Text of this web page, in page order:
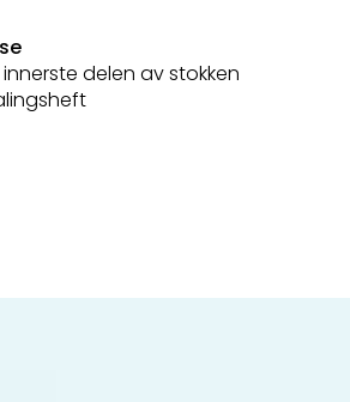
delen av stokken